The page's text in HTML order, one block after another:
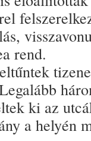
rend.
ki az
a helyén